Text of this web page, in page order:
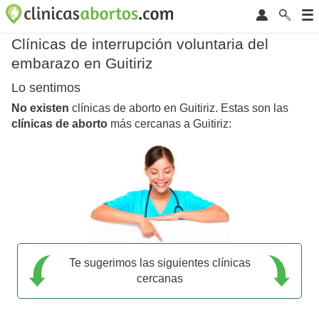
Clínicas de interrupción voluntaria del
embarazo en Guitiriz
Lo sentimos
No existen clínicas de aborto en Guitiriz. Estas son las
clínicas de aborto más cercanas a Guitiriz:
Te sugerimos las siguientes clínicas
cercanas